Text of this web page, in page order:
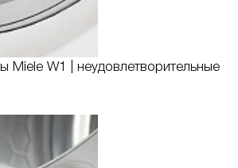
Miele W1 | неудовлетворительные